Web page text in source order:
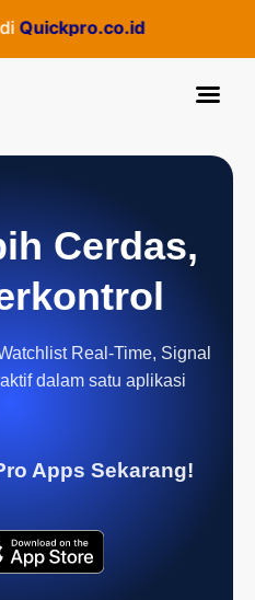
Cerdas,
Real-Time, Signal
dalam satu aplikasi
Apps Sekarang!